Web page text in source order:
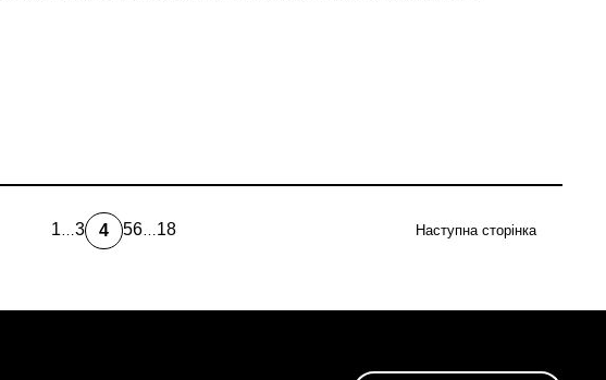
first
1…Page
3
Поточна
4 Page
5Page
6…Остання
18 Наступна сторінка